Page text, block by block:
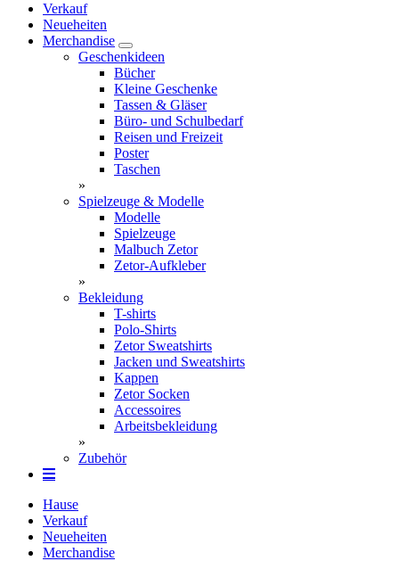
Verkauf
Neueheiten
Merchandise
Geschenkideen
Bücher
Kleine Geschenke
Tassen & Gläser
Büro- und Schulbedarf
Reisen und Freizeit
Poster
Taschen
»
Spielzeuge & Modelle
Modelle
Spielzeuge
Malbuch Zetor
Zetor-Aufkleber
»
Bekleidung
T-shirts
Polo-Shirts
Zetor Sweatshirts
Jacken und Sweatshirts
Kappen
Zetor Socken
Ac­ces­soires
Arbeitsbekleidung
»
Zubehör
Hause
Verkauf
Neueheiten
Merchandise